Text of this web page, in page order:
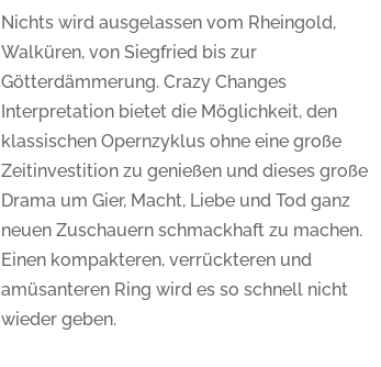
Nichts wird ausgelassen vom Rheingold,
Walküren, von Siegfried bis zur
Götterdämmerung. Crazy Changes
Interpretation bietet die Möglichkeit, den
klassischen Opernzyklus ohne eine große
Zeitinvestition zu genießen und dieses große
Drama um Gier, Macht, Liebe und Tod ganz
neuen Zuschauern schmackhaft zu machen.
Einen kompakteren, verrückteren und
amüsanteren Ring wird es so schnell nicht
wieder geben.